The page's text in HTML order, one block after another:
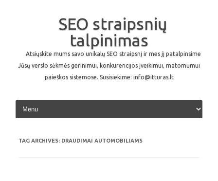
SEO straipsnių
talpinimas
Atsiųskite mums savo unikalų SEO straipsnį ir mes jį patalpinsime
Jūsų verslo sėkmės gerinimui, konkurencijos įveikimui, matomumui
paieškos sistemose. Susisiekime: info@itturas.lt
Skip to content
TAG ARCHIVES: DRAUDIMAI AUTOMOBILIAMS